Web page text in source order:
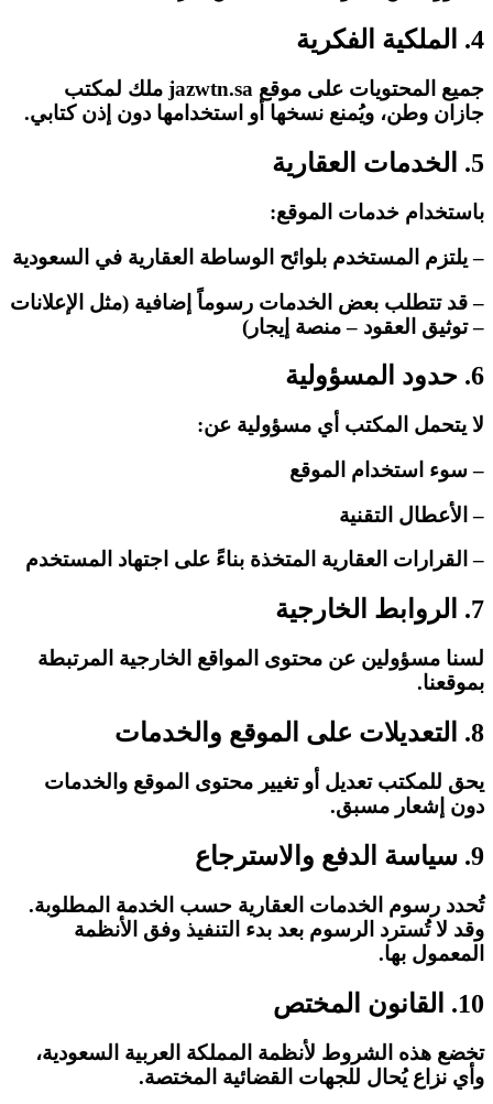
4. الملكية الفكرية
جميع المحتويات على موقع jazwtn.sa ملك لمكتب
جازان وطن، ويُمنع نسخها أو استخدامها دون إذن كتابي.
5. الخدمات العقارية
باستخدام خدمات الموقع:
– يلتزم المستخدم بلوائح الوساطة العقارية في السعودية
– قد تتطلب بعض الخدمات رسوماً إضافية (مثل الإعلانات
– توثيق العقود – منصة إيجار)
6. حدود المسؤولية
لا يتحمل المكتب أي مسؤولية عن:
– سوء استخدام الموقع
– الأعطال التقنية
– القرارات العقارية المتخذة بناءً على اجتهاد المستخدم
7. الروابط الخارجية
لسنا مسؤولين عن محتوى المواقع الخارجية المرتبطة
بموقعنا.
8. التعديلات على الموقع والخدمات
يحق للمكتب تعديل أو تغيير محتوى الموقع والخدمات
دون إشعار مسبق.
9. سياسة الدفع والاسترجاع
تُحدد رسوم الخدمات العقارية حسب الخدمة المطلوبة.
وقد لا تُسترد الرسوم بعد بدء التنفيذ وفق الأنظمة
المعمول بها.
10. القانون المختص
تخضع هذه الشروط لأنظمة المملكة العربية السعودية،
وأي نزاع يُحال للجهات القضائية المختصة.